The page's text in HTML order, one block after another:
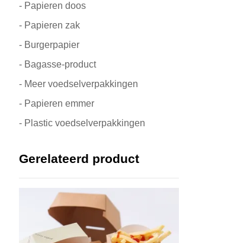
- Papieren doos
- Papieren zak
- Burgerpapier
- Bagasse-product
- Meer voedselverpakkingen
- Papieren emmer
- Plastic voedselverpakkingen
Gerelateerd product